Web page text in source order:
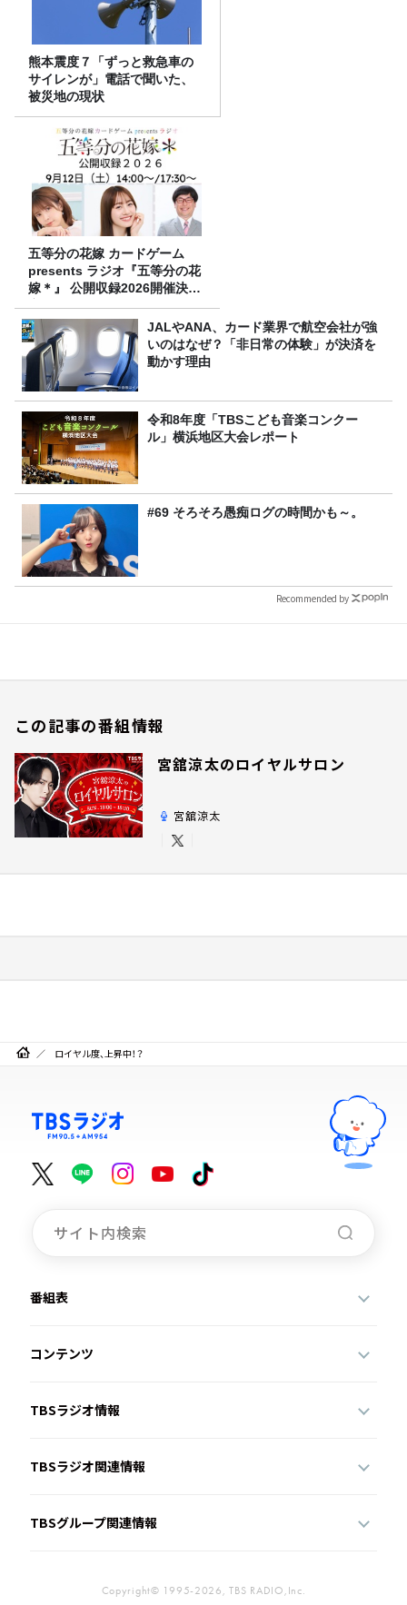
熊本震度７「ずっと救急車の
サイレンが」電話で聞いた、
被災地の現状
五等分の花嫁 カードゲーム
presents ラジオ『五等分の花
嫁＊』 公開収録2026開催決
定！
JALやANA、カード業界で航空会社が強
いのはなぜ？「非日常の体験」が決済を
動かす理由
令和8年度「TBSこども音楽コンクー
ル」横浜地区大会レポート
#69 そろそろ愚痴ログの時間かも～。
Recommended by
この記事の番組情報
宮舘涼太のロイヤルサロン
宮舘涼太
ロイヤル度、上昇中！？
番組表
コンテンツ
TBSラジオ情報
TBSラジオ関連情報
TBSグループ関連情報
Copyright© 1995-2026, TBS RADIO,Inc.